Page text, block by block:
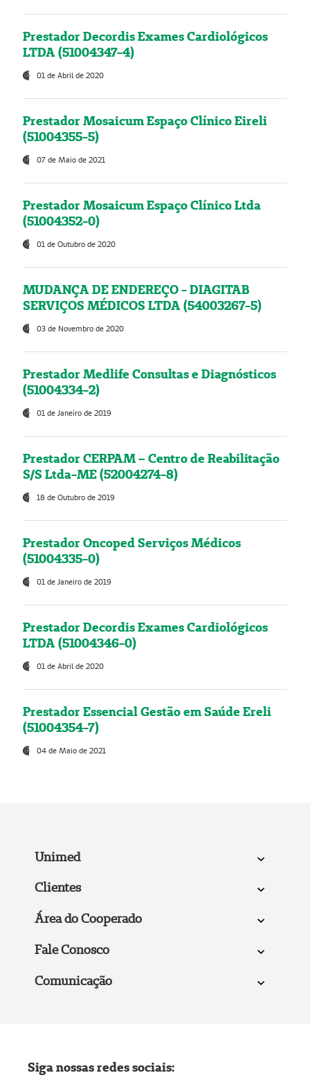
Prestador Decordis Exames Cardiológicos
LTDA (51004347-4)
01 de Abril de 2020
Prestador Mosaicum Espaço Clínico Eireli
(51004355-5)
07 de Maio de 2021
Prestador Mosaicum Espaço Clínico Ltda
(51004352-0)
01 de Outubro de 2020
MUDANÇA DE ENDEREÇO - DIAGITAB
SERVIÇOS MÉDICOS LTDA (54003267-5)
03 de Novembro de 2020
Prestador Medlife Consultas e Diagnósticos
(51004334-2)
01 de Janeiro de 2019
Prestador CERPAM – Centro de Reabilitação
S/S Ltda-ME (52004274-8)
18 de Outubro de 2019
Prestador Oncoped Serviços Médicos
(51004335-0)
01 de Janeiro de 2019
Prestador Decordis Exames Cardiológicos
LTDA (51004346-0)
01 de Abril de 2020
Prestador Essencial Gestão em Saúde Ereli
(51004354-7)
04 de Maio de 2021
Unimed
Clientes
Área do Cooperado
Fale Conosco
Comunicação
Siga nossas redes sociais: